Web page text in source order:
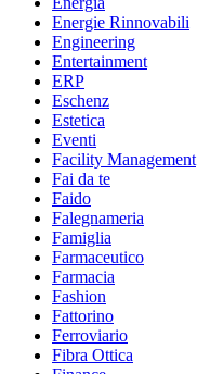
Energie Rinnovabili
Engineering
Entertainment
ERP
Eschenz
Estetica
Eventi
Facility Management
Fai da te
Faido
Falegnameria
Famiglia
Farmaceutico
Farmacia
Fashion
Fattorino
Ferroviario
Fibra Ottica